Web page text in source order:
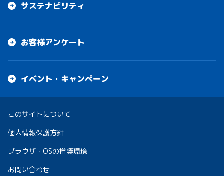
サステナビリティ
お客様アンケート
イベント・キャンペーン
このサイトについて
個人情報保護方針
ブラウザ・OSの推奨環境
お問い合わせ